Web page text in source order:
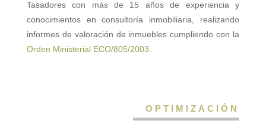
Tasadores con más de 15 años de experiencia y
conocimientos en consultoría inmobiliaria, realizando
informes de valoración de inmuebles cumpliendo con la
Orden Ministerial ECO/805/2003.
OPTIMIZACIÓN